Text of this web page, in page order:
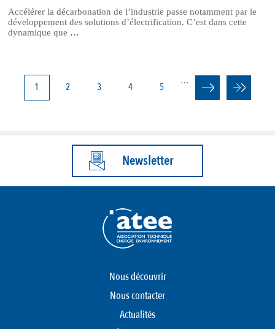
Accélérer la décarbonation de l’industrie passe notamment par le
développement des solutions d’électrification. C’est dans cette
dynamique que …
PAGINATION
Page
courante
1 Page
2 Page
3 Page
4 Page
5
…
Newsletter
Nous découvrir
Nous contacter
Actualités